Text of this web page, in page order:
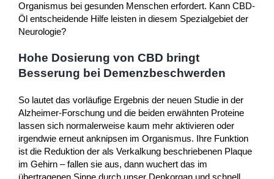
Organismus bei gesunden Menschen erfordert. Kann CBD-
Öl entscheidende Hilfe leisten in diesem Spezialgebiet der
Neurologie?
Hohe Dosierung von CBD bringt
Besserung bei Demenzbeschwerden
So lautet das vorläufige Ergebnis der neuen Studie in der
Alzheimer-Forschung und die beiden erwähnten Proteine
lassen sich normalerweise kaum mehr aktivieren oder
irgendwie erneut anknipsen im Organismus. Ihre Funktion
ist die Reduktion der als Verkalkung beschriebenen Plaque
im Gehirn – fallen sie aus, dann wuchert das im
übertragenen Sinne durch unser Denkorgan und schnell